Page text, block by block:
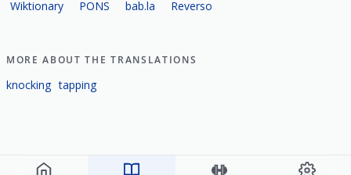
Wiktionary PONS bab.la Reverso
MORE ABOUT THE TRANSLATIONS
knocking tapping